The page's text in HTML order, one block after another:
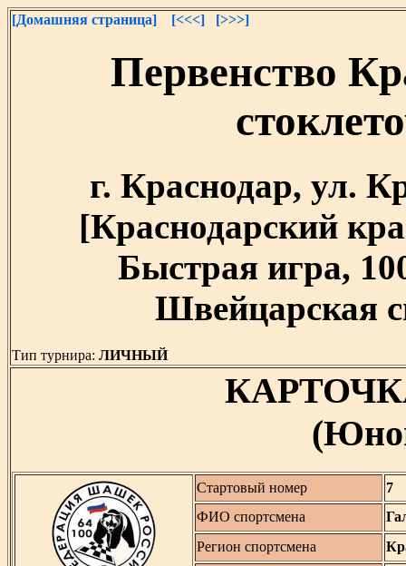
[Домашняя страница] [<<<] [>>>]
Первенство
г. Краснодар, ул.
[Краснодарский
Быстрая игра,
Швейцарская
Тип турнира: ЛИЧНЫЙ
Стартовый номер
7
ФИО спортсмена
Регион спортсмена